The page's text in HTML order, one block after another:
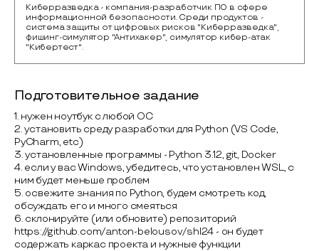
Киберразведка - компания-разработчик ПО в сфере
информационной безопасности. Среди продуктов -
система защиты от цифровых рисков "Киберразведка",
фишинг-симулятор "Антихакер", симулятор кибер-атак
"Кибертест".
Подготовительное задание
1. нужен ноутбук с любой ОС
2. установить среду разработки для Python (VS Code,
PyCharm, etc)
3. установленные программы - Python 3.12, git, Docker
4. если у вас Windows, убедитесь, что установлен WSL, с
ним будет меньше проблем
5. освежите знания по Python, будем смотреть код,
обсуждать его и много смеяться
6. склонируйте (или обновите) репозиторий
https://github.com/anton-belousov/shl24 - он будет
содержать каркас проекта и нужные функции